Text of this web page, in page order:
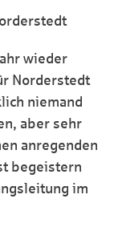
wieder
Norderstedt
niemand
aber sehr
anregenden
begeistern
im